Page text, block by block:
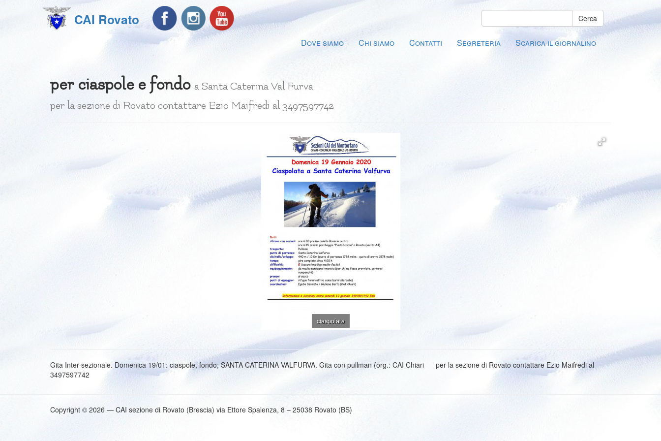
CAI Rovato Cerca
Dove siamo Chi siamo Contatti Segreteria Scarica il giornalino
per ciaspole e fondo a Santa Caterina Val Furva
per la sezione di Rovato contattare Ezio Maifredi al 3497597742
ciaspolata
Gita Inter-sezionale. Domenica 19/01: ciaspole, fondo; SANTA CATERINA VALFURVA. Gita con pullman (org.: CAI Chiari per la sezione di Rovato contattare Ezio Maifredi al
3497597742
Copyright © 2026 — CAI sezione di Rovato (Brescia) via Ettore Spalenza, 8 – 25038 Rovato (BS)